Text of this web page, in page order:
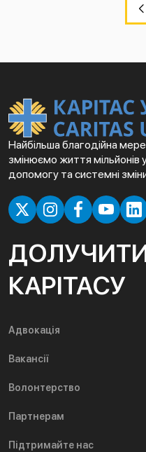
Найбільша благодійна
змінюємо життя мільйонів
допомогу та системні
КАРІТАСУ
Адвокація
Вакансії
Волонтерство
Партнерам
Підтримайте нас